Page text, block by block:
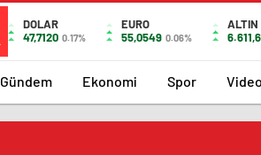
DOLAR
47,7120 0.17%
EURO
55,0549 0.06%
ALTIN
Gündem Ekonomi Spor